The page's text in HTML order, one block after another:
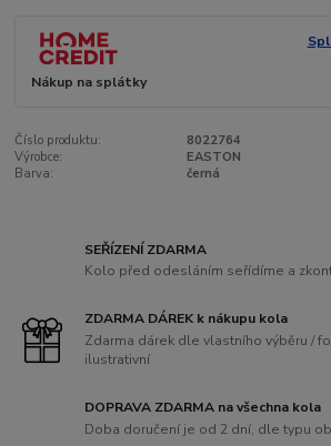
Nákup na splátky
Číslo produktu:
8022764
Výrobce:
EASTON
Barva:
černá
SEŘÍZENÍ ZDARMA
Kolo před odesláním seřídíme a
ZDARMA DÁREK k nákupu kola
Zdarma dárek dle vlastního výběru /
ilustrativní
DOPRAVA ZDARMA na všechna kola
Doba doručení je od 2 dní, dle typu